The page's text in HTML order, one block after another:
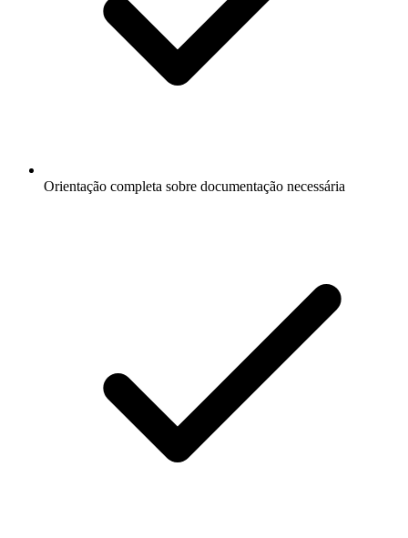
Orientação completa sobre documentação necessária